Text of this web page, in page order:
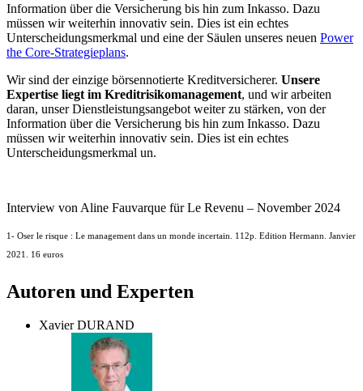
Information über die Versicherung bis hin zum Inkasso. Dazu
müssen wir weiterhin innovativ sein. Dies ist ein echtes
Unterscheidungsmerkmal und eine der Säulen unseres neuen Power
the Core-Strategieplans.
Wir sind der einzige börsennotierte Kreditversicherer. Unsere
Expertise liegt im Kreditrisikomanagement, und wir arbeiten
daran, unser Dienstleistungsangebot weiter zu stärken, von der
Information über die Versicherung bis hin zum Inkasso. Dazu
müssen wir weiterhin innovativ sein. Dies ist ein echtes
Unterscheidungsmerkmal un.
Interview von Aline Fauvarque für Le Revenu – November 2024
1- Oser le risque : Le management dans un monde incertain. 112p. Edition Hermann. Janvier
2021. 16 euros
Autoren und Experten
Xavier DURAND